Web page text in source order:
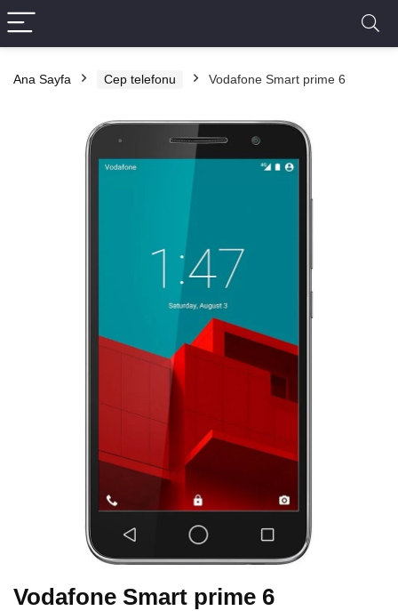
Ana Sayfa Cep telefonu Vodafone Smart prime 6
Vodafone Smart prime 6